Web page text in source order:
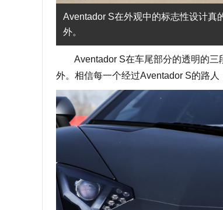
Aventador S在外观中的标志性设计真
外。
Aventador S在车尾部分的透明的三
外。相信每一个经过Aventador S的路人